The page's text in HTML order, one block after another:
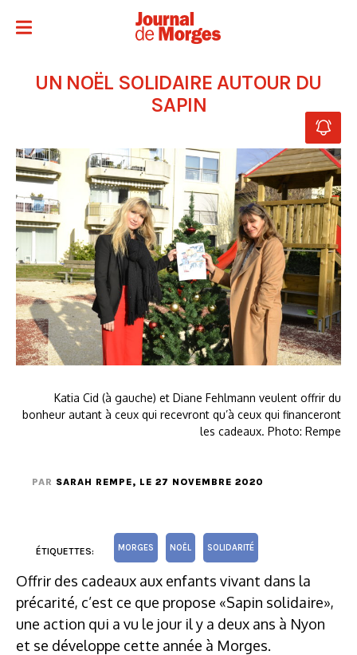
UN NOËL SOLIDAIRE AUTOUR DU
SAPIN
Katia Cid (à gauche) et Diane Fehlmann veulent offrir du
bonheur autant à ceux qui recevront qu’à ceux qui financeront
les cadeaux. Photo: Rempe
PAR SARAH REMPE, LE 27 NOVEMBRE 2020
ÉTIQUETTES: MORGES NOËL SOLIDARITÉ
Offrir des cadeaux aux enfants vivant dans la
précarité, c’est ce que propose «Sapin solidaire»,
une action qui a vu le jour il y a deux ans à Nyon
et se développe cette année à Morges.